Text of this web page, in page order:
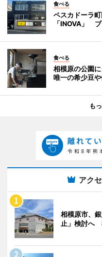
食べる
ペスカドーラ
「INOVA」
食べる
相模原の公園
唯一の希少豆
も
アク
相模原市、
止」検討へ